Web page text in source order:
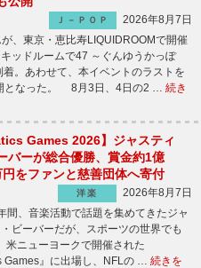
Ｊ－ＰＯＰ
2026年8月7日
、東京・恵比寿LIQUIDROOMで開催
ッドルームで47 ～ぐんゆうかっぽ
。あわせて、本イベントのラストを
となった。 8月3日、4日の2 … 続き
Games 2026】ジャスティ
バーが総合優勝、賞金約1億
をファンと慈善団体へ寄付
洋楽
2026年8月7日
間、音楽活動で話題を集めてきたジャ
ビーバーだが、スポーツの世界でも
ニューヨークで開催された
Games』に出場し、NFLの … 続きを